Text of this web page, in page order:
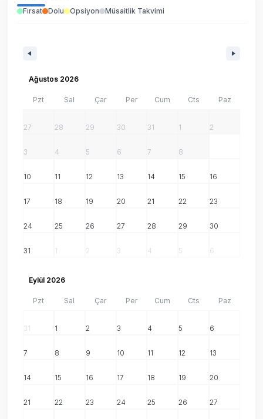
Fırsat Dolu Opsiyon Müsaitlik Takvimi
Ağustos 2026
Pzt Sal Çar Per Cum Cts Paz
27 28 29 30 31 1 2
3 4 5 6 7 8
10 11 12 13 14 15 16
17 18 19 20 21 22 23
24 25 26 27 28 29 30
31 1 2 3 4 5 6
Eylül 2026
Pzt Sal Çar Per Cum Cts Paz
31 1 2 3 4 5 6
7 8 9 10 11 12 13
14 15 16 17 18 19 20
21 22 23 24 25 26 27